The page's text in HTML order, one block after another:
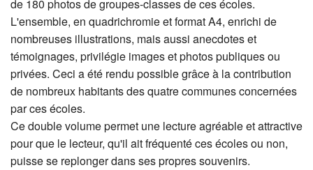
de 180 photos de groupes-classes de ces écoles.
L'ensemble, en quadrichromie et format A4, enrichi de
nombreuses illustrations, mais aussi anecdotes et
témoignages, privilégie images et photos publiques ou
privées. Ceci a été rendu possible grâce à la contribution
de nombreux habitants des quatre communes concernées
par ces écoles.
Ce double volume permet une lecture agréable et attractive
pour que le lecteur, qu'il ait fréquenté ces écoles ou non,
puisse se replonger dans ses propres souvenirs.